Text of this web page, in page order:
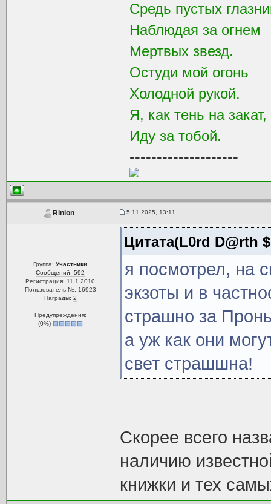
Средь пустых
Наблюдая за огнем
Мертвых звезд.
Остуди мой огонь
Холодной рукой.
Я, как тень на закат,
Иду за тобой.
--------------------
Rinion 5.11.2025, 13:11
Группа:Участники
Сообщений: 592
Регистрация: 11.1.2010
Пользователь №: 16923
Награды: 2
Предупреждения:
(0%)
Цитата(L0rd D@rth
я посмотрел, на
экзоты и в
страшно за
а уж как они
свет страшшна!
Скорее всего
наличию
книжки и тех